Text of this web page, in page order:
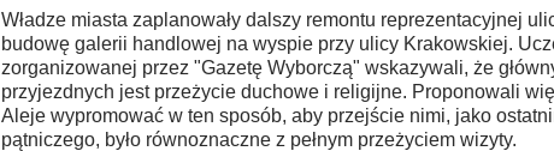
Władze miasta zaplanowały dalszy remontu reprezentacyjnej
budowę galerii handlowej na wyspie przy ulicy Krakowskiej.
zorganizowanej przez "Gazetę Wyborczą" wskazywali, że
przyjezdnych jest przeżycie duchowe i religijne. Proponowali
Aleje wypromować w ten sposób, aby przejście nimi, jako
pątniczego, było równoznaczne z pełnym przeżyciem wizyty.